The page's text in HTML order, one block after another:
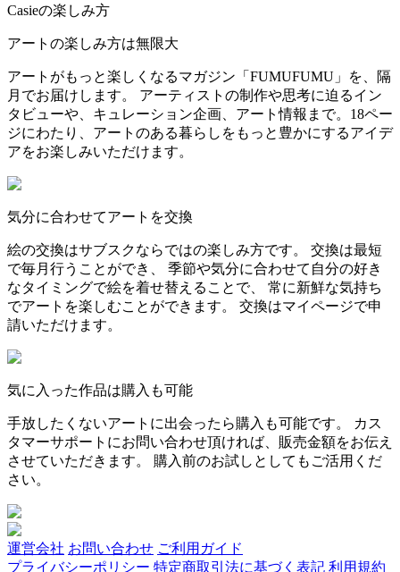
Casieの楽しみ方
アートの楽しみ方は無限大
アートがもっと楽しくなるマガジン「FUMUFUMU」を、隔
月でお届けします。 アーティストの制作や思考に迫るイン
タビューや、キュレーション企画、アート情報まで。18ペー
ジにわたり、アートのある暮らしをもっと豊かにするアイデ
アをお楽しみいただけます。
気分に合わせてアートを交換
絵の交換はサブスクならではの楽しみ方です。 交換は最短
で毎月行うことができ、 季節や気分に合わせて自分の好き
なタイミングで絵を着せ替えることで、 常に新鮮な気持ち
でアートを楽しむことができます。 交換はマイページで申
請いただけます。
気に入った作品は購入も可能
手放したくないアートに出会ったら購入も可能です。 カス
タマーサポートにお問い合わせ頂ければ、販売金額をお伝え
させていただきます。 購入前のお試しとしてもご活用くだ
さい。
運営会社 お問い合わせ ご利用ガイド
プライバシーポリシー 特定商取引法に基づく表記 利用規約